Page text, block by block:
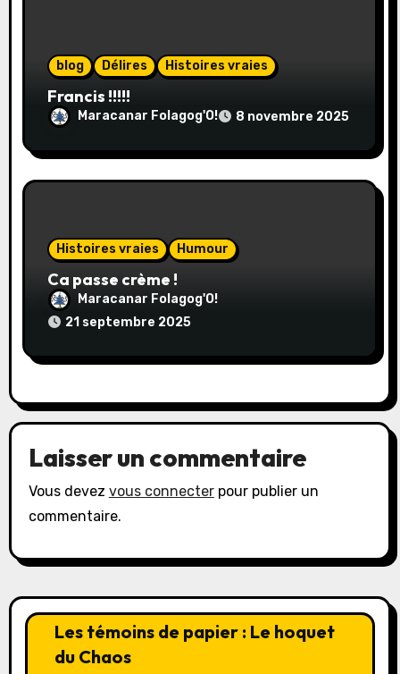
blog Délires Histoires vraies
Francis !!!!!
Maracanar Folagog'O! 8 novembre 2025
Histoires vraies Humour
Ca passe crème !
Maracanar Folagog'O!
21 septembre 2025
Laisser un commentaire
Vous devez vous connecterpour publier un
commentaire.
Les témoins de papier : Le hoquet
du Chaos